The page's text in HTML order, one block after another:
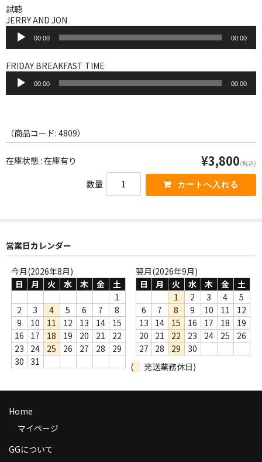
Webのみ no.1
Webのみ no.3
売り切れ
Help
コンディション
Privacy Policy
特定商取引法に基づく表示
Contact
試聴
JERRY AND JON
プ
レ
ー
ー
00:00 00:00
FRIDAY BREAKFAST TIME
プ
ヤ
ー
00:00 00:00
（商品コード: 4809）
在庫状態 : 在庫有り ¥3,800(税込)
数量
営業日カレンダー
今月(2026年8月)
日
月 火 水 木 金
土
1
2
3 4 5 6 7
8
9
10 11 12 13 14
15
16
17 18 19 20 21
22
23
24 25 26 27 28
29
30
31
翌月(2026年9月)
日
月 火 水 木 金
土
1
2 3 4
5
6
7 8 9 10 11
12
13
14 15 16 17 18
19
20
21 22 23 24 25
26
27
28 29
30
(
発送業務休日)
Home
マイページ
GGについて